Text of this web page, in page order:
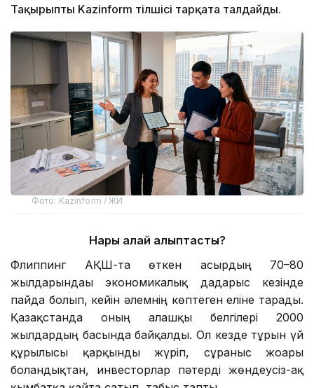
Тақырыпты Kazinform тілшісі тарқата талдайды.
Фото: Kazinform / ЖИ
Нарық қалай қалыптасты?
Флиппинг АҚШ-та өткен ғасырдың 70–80
жылдарындағы экономикалық дағдарыс кезінде
пайда болып, кейін әлемнің көптеген еліне тарады.
Қазақстанда оның алғашқы белгілері 2000
жылдардың басында байқалды. Ол кезде тұрғын үй
құрылысы қарқынды жүріп, сұраныс жоғары
болғандықтан, инвесторлар пәтерді жөндеусіз-ақ